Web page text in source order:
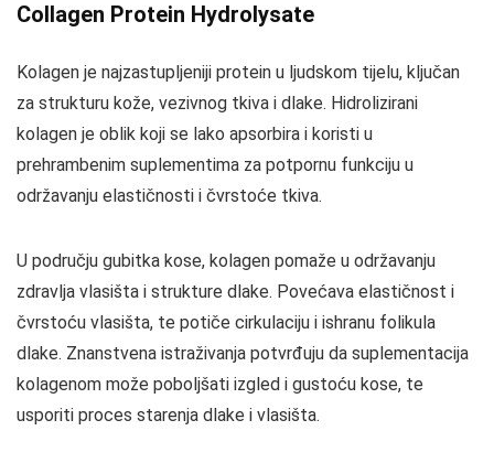
Collagen Protein Hydrolysate
Kolagen je najzastupljeniji protein u ljudskom tijelu, ključan
za strukturu kože, vezivnog tkiva i dlake. Hidrolizirani
kolagen je oblik koji se lako apsorbira i koristi u
prehrambenim suplementima za potpornu funkciju u
održavanju elastičnosti i čvrstoće tkiva.
U području gubitka kose, kolagen pomaže u održavanju
zdravlja vlasišta i strukture dlake. Povećava elastičnost i
čvrstoću vlasišta, te potiče cirkulaciju i ishranu folikula
dlake. Znanstvena istraživanja potvrđuju da suplementacija
kolagenom može poboljšati izgled i gustoću kose, te
usporiti proces starenja dlake i vlasišta.